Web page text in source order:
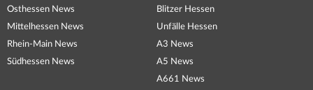
Osthessen News
Mittelhessen News
Rhein-Main News
Südhessen News
Blitzer Hessen
Unfälle Hessen
A3 News
A5 News
A661 News